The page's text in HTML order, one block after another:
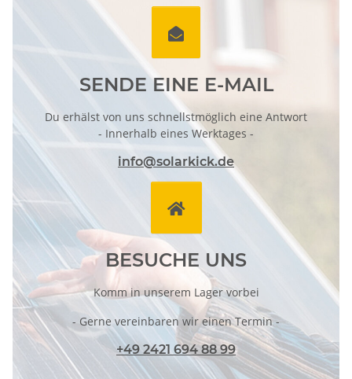

SENDE EINE E-MAIL
Du erhälst von uns schnellstmöglich eine Antwort
- Innerhalb eines Werktages -
info@solarkick.de

BESUCHE UNS
Komm in unserem Lager vorbei
- Gerne vereinbaren wir einen Termin -
+49 2421 694 88 99